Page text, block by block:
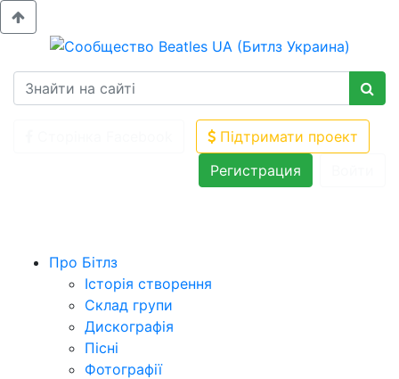
Підтримати проект
Регистрация
Про Бітлз
Історія створення
Склад групи
Дискографія
Пісні
Фотографії